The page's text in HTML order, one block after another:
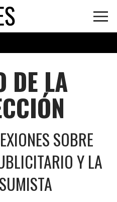
DE LA
Y LA